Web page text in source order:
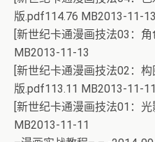
版.pdf114.76 MB2013-11-13
[新世纪卡通漫画技法03：
MB2013-11-13
[新世纪卡通漫画技法02：
版.pdf113.11 MB2013-11-11
[新世纪卡通漫画技法01：
MB2013-11-11